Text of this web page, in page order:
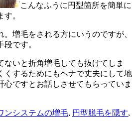
こんなふうに円型箇所を簡単に
。
増毛をされる方にいうのですが、
です。
ないと折角増毛しても抜けてしま
くするためにもヘナで丈夫にして地
心ですとお話しさせてもらっていま
ンシステムの増毛, 円型脱毛を隠す,